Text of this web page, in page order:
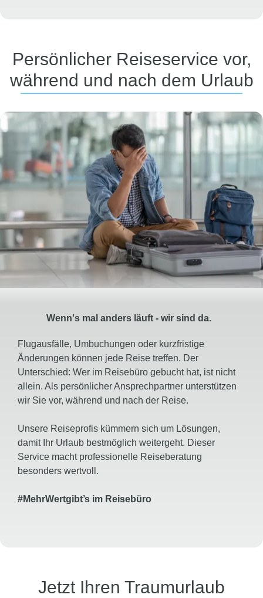
Persönlicher Reiseservice vor,
während und nach dem Urlaub
Wenn's mal anders läuft - wir sind da.
Flugausfälle, Umbuchungen oder kurzfristige
Änderungen können jede Reise treffen. Der
Unterschied: Wer im Reisebüro gebucht hat, ist nicht
allein. Als persönlicher Ansprechpartner unterstützen
wir Sie vor, während und nach der Reise.
Unsere Reiseprofis kümmern sich um Lösungen,
damit Ihr Urlaub bestmöglich weitergeht. Dieser
Service macht professionelle Reiseberatung
besonders wertvoll.
#MehrWertgibt’s im Reisebüro
Jetzt Ihren Traumurlaub